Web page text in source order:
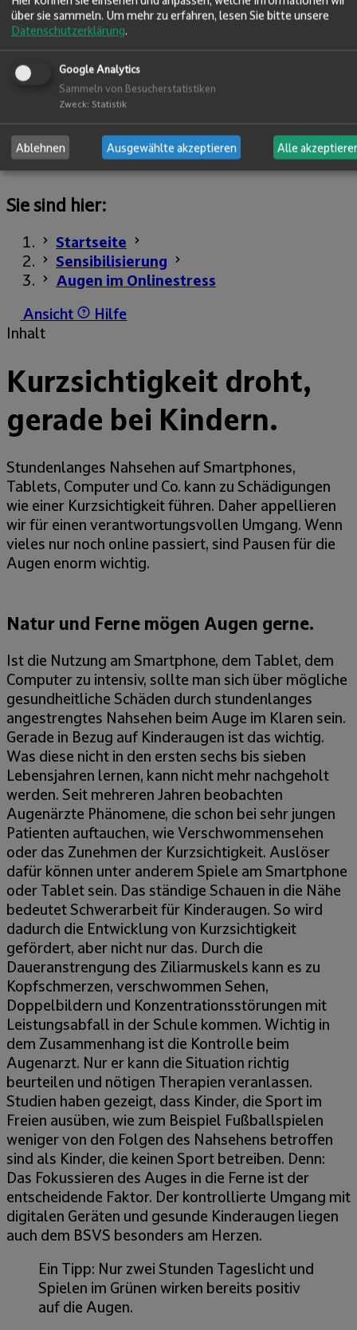
über sie sammeln. Um mehr zu erfahren, lesen Sie bitte unsere
Datenschutzerklärung.
Google Analytics
Sammeln von Besucherstatistiken
Zweck: Statistik
Ablehnen Ausgewählte akzeptieren Alle
Sie sind hier:
Startseite
Sensibilisierung
Augen im Onlinestress
Ansicht
Hilfe
Inhalt
Kurzsichtigkeit droht,
gerade bei Kindern.
Stundenlanges Nahsehen auf Smartphones,
Tablets, Computer und Co. kann zu Schädigungen
wie einer Kurzsichtigkeit führen. Daher appellieren
wir für einen verantwortungsvollen Umgang. Wenn
vieles nur noch online passiert, sind Pausen für die
Augen enorm wichtig.
Natur und Ferne mögen Augen gerne.
Ist die Nutzung am Smartphone, dem Tablet, dem
Computer zu intensiv, sollte man sich über mögliche
gesundheitliche Schäden durch stundenlanges
angestrengtes Nahsehen beim Auge im Klaren sein.
Gerade in Bezug auf Kinderaugen ist das wichtig.
Was diese nicht in den ersten sechs bis sieben
Lebensjahren lernen, kann nicht mehr nachgeholt
werden. Seit mehreren Jahren beobachten
Augenärzte Phänomene, die schon bei sehr jungen
Patienten auftauchen, wie Verschwommensehen
oder das Zunehmen der Kurzsichtigkeit. Auslöser
dafür können unter anderem Spiele am Smartphone
oder Tablet sein. Das ständige Schauen in die Nähe
bedeutet Schwerarbeit für Kinderaugen. So wird
dadurch die Entwicklung von Kurzsichtigkeit
gefördert, aber nicht nur das. Durch die
Daueranstrengung des Ziliarmuskels kann es zu
Kopfschmerzen, verschwommen Sehen,
Doppelbildern und Konzentrationsstörungen mit
Leistungsabfall in der Schule kommen. Wichtig in
dem Zusammenhang ist die Kontrolle beim
Augenarzt. Nur er kann die Situation richtig
beurteilen und nötigen Therapien veranlassen.
Studien haben gezeigt, dass Kinder, die Sport im
Freien ausüben, wie zum Beispiel Fußballspielen
weniger von den Folgen des Nahsehens betroffen
sind als Kinder, die keinen Sport betreiben. Denn:
Das Fokussieren des Auges in die Ferne ist der
entscheidende Faktor. Der kontrollierte Umgang mit
digitalen Geräten und gesunde Kinderaugen liegen
auch dem BSVS besonders am Herzen.
Ein Tipp: Nur zwei Stunden Tageslicht und
Spielen im Grünen wirken bereits positiv
auf die Augen.